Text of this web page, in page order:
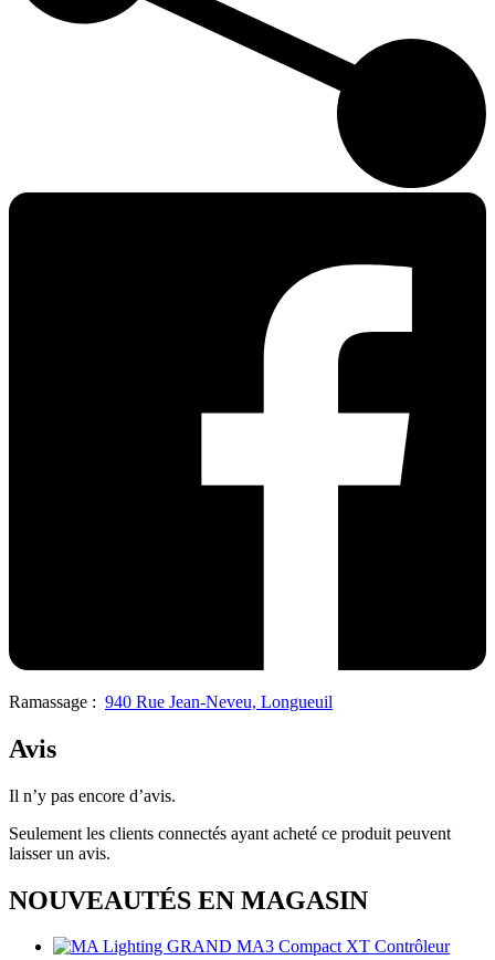
Ramassage : 940 Rue Jean-Neveu, Longueuil
Avis
Il n’y pas encore d’avis.
Seulement les clients connectés ayant acheté ce produit peuvent
laisser un avis.
NOUVEAUTÉS EN MAGASIN